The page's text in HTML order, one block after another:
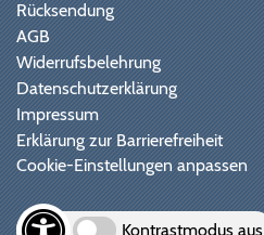
Rücksendung
AGB
Widerrufsbelehrung
Datenschutzerklärung
Impressum
Erklärung zur Barrierefreiheit
Cookie-Einstellungen anpassen
Kontrastmodus aus